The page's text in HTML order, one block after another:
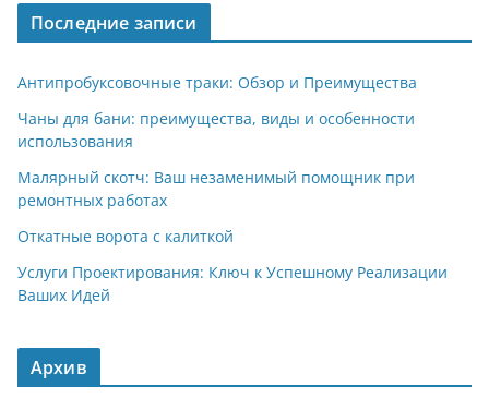
Последние записи
Антипробуксовочные траки: Обзор и Преимущества
Чаны для бани: преимущества, виды и особенности
использования
Малярный скотч: Ваш незаменимый помощник при
ремонтных работах
Откатные ворота с калиткой
Услуги Проектирования: Ключ к Успешному Реализации
Ваших Идей
Архив